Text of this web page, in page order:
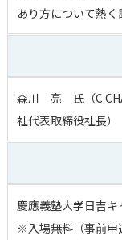
あり方について熱く
森川 亮 氏（C
社代表取締役社長）
慶應義塾大学日吉
※入場無料（事前申